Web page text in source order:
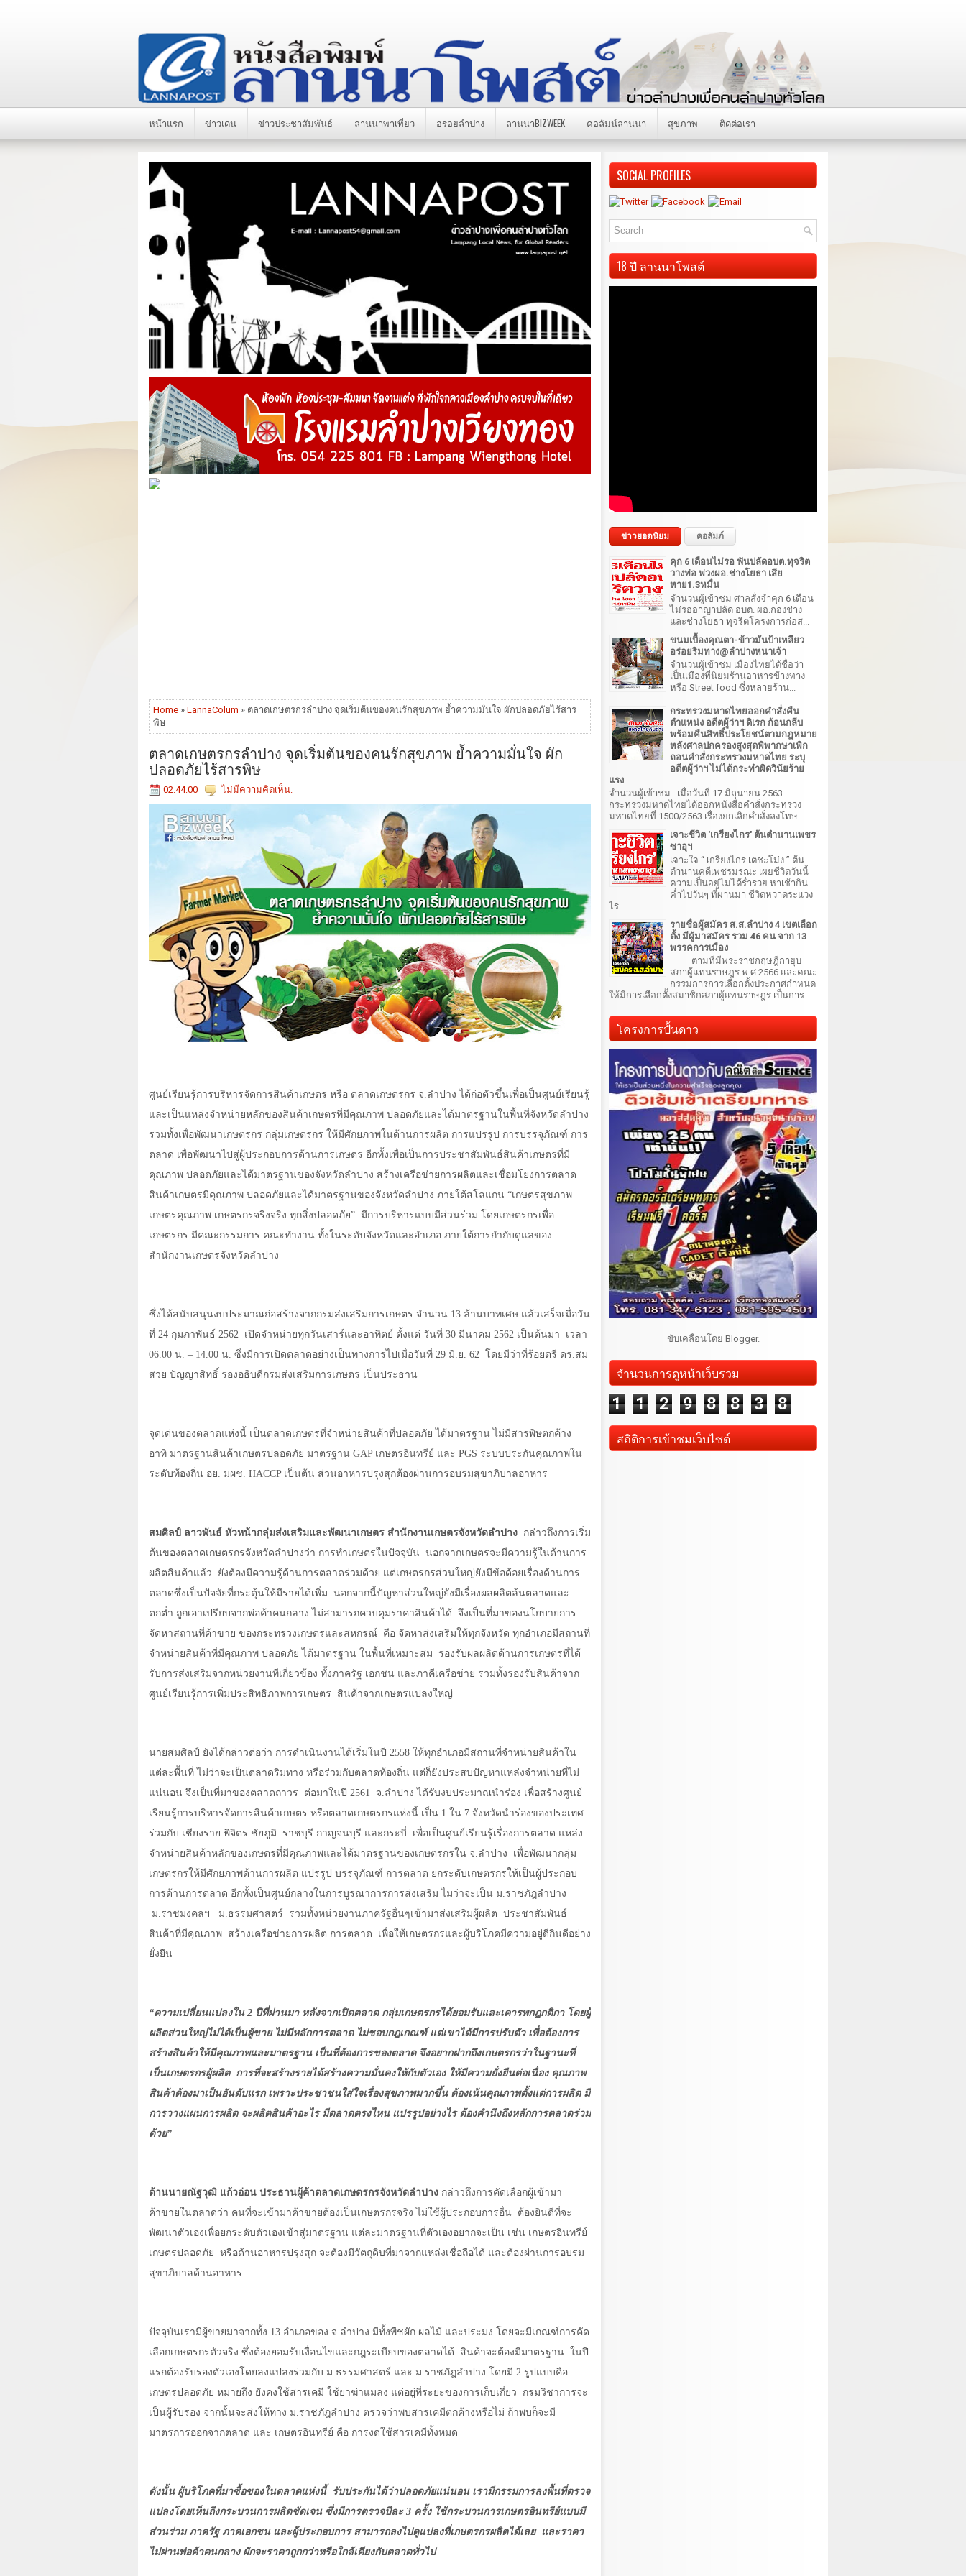
หน้าแรก ข่าวเด่น ข่าวประชาสัมพันธ์ ลานนาพาเที่ยว อร่อยลำปาง ลานนาBIZWEEK คอลัมน์ลานนา สุขภาพ ติดต่อเรา
Home » LannaColum » ตลาดเกษตรกรลำปาง จุดเริ่มต้นของคนรักสุขภาพ ย้ำความมั่นใจ ผักปลอดภัยไร้สาร
พิษ
ตลาดเกษตรกรลำปาง จุดเริ่มต้นของคนรักสุขภาพ ย้ำความมั่นใจ ผัก
ปลอดภัยไร้สารพิษ
02:44:00 ไม่มีความคิดเห็น:
ศูนย์เรียนรู้การบริหารจัดการสินค้าเกษตร หรือ ตลาดเกษตรกร จ.ลำปาง ได้ก่อตัวขึ้นเพื่อเป็นศูนย์เรียนรู้
และเป็นแหล่งจำหน่ายหลักของสินค้าเกษตรที่มีคุณภาพ ปลอดภัยและได้มาตรฐานในพื้นที่จังหวัดลำปาง
รวมทั้งเพื่อพัฒนาเกษตรกร กลุ่มเกษตรกร ให้มีศักยภาพในด้านการผลิต การแปรรูป การบรรจุภัณฑ์ การ
ตลาด เพื่อพัฒนาไปสู่ผู้ประกอบการด้านการเกษตร อีกทั้งเพื่อเป็นการประชาสัมพันธ์สินค้าเกษตรที่มี
คุณภาพ ปลอดภัยและได้มาตรฐานของจังหวัดลำปาง สร้างเครือข่ายการผลิตและเชื่อมโยงการตลาด
สินค้าเกษตรมีคุณภาพ ปลอดภัยและได้มาตรฐานของจังหวัดลำปาง ภายใต้สโลแกน “เกษตรสุขภาพ
เกษตรคุณภาพ เกษตรกรจริงจริง ทุกสิ่งปลอดภัย” มีการบริหารแบบมีส่วนร่วม โดยเกษตรกรเพื่อ
เกษตรกร มีคณะกรรมการ คณะทำงาน ทั้งในระดับจังหวัดและอำเภอ ภายใต้การกำกับดูแลของ
สำนักงานเกษตรจังหวัดลำปาง
ซึ่งได้สนับสนุนงบประมาณก่อสร้างจากกรมส่งเสริมการเกษตร จำนวน 13 ล้านบาทเศษ แล้วเสร็จเมื่อวัน
ที่ 24 กุมภาพันธ์ 2562 เปิดจำหน่ายทุกวันเสาร์และอาทิตย์ ตั้งแต่ วันที่ 30 มีนาคม 2562 เป็นต้นมา
เวลา
06.00 น. – 14.00 น. ซึ่งมีการเปิดตลาดอย่างเป็นทางการไปเมื่อวันที่ 29 มิ.ย. 62
โดยมีว่าที่ร้อยตรี ดร.สม
สวย ปัญญาสิทธิ์ รองอธิบดีกรมส่งเสริมการเกษตร เป็นประธาน
จุดเด่นของตลาดแห่งนี้ เป็นตลาดเกษตรที่จำหน่ายสินค้าที่ปลอดภัย ได้มาตรฐาน ไม่มีสารพิษตกค้าง
อาทิ มาตรฐานสินค้าเกษตรปลอดภัย มาตรฐาน GAP เกษตรอินทรีย์ และ PGS ระบบประกันคุณภาพใน
ระดับท้องถิ่น อย. มผช. HACCP เป็นต้น ส่วนอาหารปรุงสุกต้องผ่านการอบรมสุขาภิบาลอาหาร
สมศิลป์ ลาวพันธ์ หัวหน้ากลุ่มส่งเสริมและพัฒนาเกษตร สำนักงานเกษตรจังหวัดลำปาง กล่าวถึงการเริ่ม
ต้นของตลาดเกษตรกรจังหวัดลำปางว่า การทำเกษตรในปัจจุบัน นอกจากเกษตรจะมีความรู้ในด้านการ
ผลิตสินค้าแล้ว
ยังต้องมีความรู้ด้านการตลาดร่วมด้วย แต่เกษตรกรส่วนใหญ่ยังมีข้อด้อยเรื่องด้านการ
ตลาดซึ่งเป็นปัจจัยที่กระตุ้นให้มีรายได้เพิ่ม นอกจากนี้ปัญหาส่วนใหญ่ยังมีเรื่องผลผลิตล้นตลาดและ
ตกต่ำ ถูกเอาเปรียบจากพ่อค้าคนกลาง ไม่สามารถควบคุมราคาสินค้าได้ จึงเป็นที่มาของนโยบายการ
จัดหาสถานที่ค้าขาย ของกระทรวงเกษตรและสหกรณ์ คือ จัดหาส่งเสริมให้ทุกจังหวัด ทุกอำเภอมีสถานที่
จำหน่ายสินค้าที่มีคุณภาพ ปลอดภัย ได้มาตรฐาน ในพื้นที่เหมาะสม
รองรับผลผลิตด้านการเกษตรที่ได้
รับการส่งเสริมจากหน่วยงานทีเกี่ยวข้อง ทั้งภาครัฐ เอกชน และภาคีเครือข่าย รวมทั้งรองรับสินค้าจาก
ศูนย์เรียนรู้การเพิ่มประสิทธิภาพการเกษตร
สินค้าจากเกษตรแปลงใหญ่
นายสมศิลป์ ยังได้กล่าวต่อว่า การดำเนินงานได้เริ่มในปี 2558 ให้ทุกอำเภอมีสถานที่จำหน่ายสินค้าใน
แต่ละพื้นที่ ไม่ว่าจะเป็นตลาดริมทาง หรือร่วมกับตลาดท้องถิ่น แต่ก็ยังประสบปัญหาแหล่งจำหน่ายที่ไม่
แน่นอน จึงเป็นที่มาของตลาดถาวร
ต่อมาในปี 2561
จ.ลำปาง ได้รับงบประมาณนำร่อง เพื่อสร้างศูนย์
เรียนรู้การบริหารจัดการสินค้าเกษตร หรือตลาดเกษตรกรแห่งนี้ เป็น 1 ใน 7 จังหวัดนำร่องของประเทศ
ร่วมกับ เชียงราย พิจิตร ชัยภูมิ
ราชบุรี กาญจนบุรี และกระบี่
เพื่อเป็นศูนย์เรียนรู้เรื่องการตลาด แหล่ง
จำหน่ายสินค้าหลักของเกษตรที่มีคุณภาพและได้มาตรฐานของเกษตรกรใน จ.ลำปาง
เพื่อพัฒนากลุ่ม
เกษตรกรให้มีศักยภาพด้านการผลิต แปรรูป บรรจุภัณฑ์ การตลาด ยกระดับเกษตรกรให้เป็นผู้ประกอบ
การด้านการตลาด อีกทั้งเป็นศูนย์กลางในการบูรณาการการส่งเสริม ไมว่าจะเป็น ม.ราชภัฎลำปาง
ม.ราชมงคลฯ
ม.ธรรมศาสตร์ รวมทั้งหน่วยงานภาครัฐอื่นๆเข้ามาส่งเสริมผู้ผลิต ประชาสัมพันธ์
สินค้าที่มีคุณภาพ สร้างเครือข่ายการผลิต การตลาด
เพื่อให้เกษตรกรและผู้บริโภคมีความอยู่ดีกินดีอย่าง
ยั่งยืน
“ความเปลี่ยนแปลงใน 2 ปีที่ผ่านมา หลังจากเปิดตลาด กลุ่มเกษตรกรได้ยอมรับและเคารพกฎกติกา โดยผู้
ผลิตส่วนใหญ่ไม่ได้เป็นผู้ขาย ไม่มีหลักการตลาด ไม่ชอบกฎเกณฑ์ แต่เขาได้มีการปรับตัว เพื่อต้องการ
สร้างสินค้าให้มีคุณภาพและมาตรฐาน เป็นที่ต้องการของตลาด จึงอยากฝากถึงเกษตรกรว่าในฐานะที่
เป็นเกษตรกรผู้ผลิต การที่จะสร้างรายได้สร้างความมั่นคงให้กับตัวเอง ให้มีความยั่งยืนต่อเนื่อง คุณภาพ
สินค้าต้องมาเป็นอันดับแรก เพราะประชาชนใส่ใจเรื่องสุขภาพมากขึ้น ต้องเน้นคุณภาพตั้งแต่การผลิต มี
การวางแผนการผลิต จะผลิตสินค้าอะไร มีตลาดตรงไหน แปรรูปอย่างไร ต้องคำนึงถึงหลักการตลาดร่วม
ด้วย”
ด้านนายณัฐวุฒิ แก้วอ่อน ประธานผู้ค้าตลาดเกษตรกรจังหวัดลำปาง กล่าวถึงการคัดเลือกผู้เข้ามา
ค้าขายในตลาดว่า คนที่จะเข้ามาค้าขายต้องเป็นเกษตรกรจริง ไม่ใช้ผู้ประกอบการอื่น
ต้องยินดีที่จะ
พัฒนาตัวเองเพื่อยกระดับตัวเองเข้าสู่มาตรฐาน แต่ละมาตรฐานที่ตัวเองอยากจะเป็น เช่น เกษตรอินทรีย์
เกษตรปลอดภัย หรือด้านอาหารปรุงสุก จะต้องมีวัตถุดิบที่มาจากแหล่งเชื่อถือได้ และต้องผ่านการอบรม
สุขาภิบาลด้านอาหาร
ปัจจุบันเรามีผู้ขายมาจากทั้ง 13 อำเภอของ จ.ลำปาง มีทั้งพืชผัก ผลไม้ และประมง โดยจะมีเกณฑ์การคัด
เลือกเกษตรกรตัวจริง ซึ่งต้องยอมรับเงื่อนไขและกฎระเบียบของตลาดได้
สินค้าจะต้องมีมาตรฐาน
ในปี
แรกต้องรับรองตัวเองโดยลงแปลงร่วมกับ ม.ธรรมศาสตร์ และ ม.ราชภัฎลำปาง โดยมี 2 รูปแบบคือ
เกษตรปลอดภัย หมายถึง ยังคงใช้สารเคมี ใช้ยาฆ่าแมลง แต่อยู่ที่ระยะของการเก็บเกี่ยว
กรมวิชาการจะ
เป็นผู้รับรอง จากนั้นจะส่งให้ทาง ม.ราชภัฎลำปาง ตรวจว่าพบสารเคมีตกค้างหรือไม่ ถ้าพบก็จะมี
มาตรการออกจากตลาด และ เกษตรอินทรีย์ คือ การงดใช้สารเคมีทั้งหมด
ดังนั้น ผู้บริโภคที่มาซื้อของในตลาดแห่งนี้
รับประกันได้ว่าปลอดภัยแน่นอน เรามีกรรมการลงพื้นที่ตรวจ
แปลงโดยเห็นถึงกระบวนการผลิตชัดเจน ซึ่งมีการตรวจปีละ 3 ครั้ง ใช้กระบวนการเกษตรอินทรีย์แบบมี
ส่วนร่วม ภาครัฐ ภาคเอกชน และผู้ประกอบการ สามารถลงไปดูแปลงที่เกษตรกรผลิตได้เลย และราคา
ไม่ผ่านพ่อค้าคนกลาง ผักจะราคาถูกกว่าหรือใกล้เคียงกับตลาดทั่วไป
SOCIAL PROFILES
18 ปี ลานนาโพสต์
ข่าวยอดนิยม คอลัมภ์
คุก 6 เดือนไม่รอ ฟันปลัดอบต.ทุจริต
วางท่อ พ่วงผอ.ช่างโยธา เสีย
หาย1.3หมื่น
จำนวนผู้เข้าชม ศาลสั่งจำคุก 6 เดือน
ไม่รออาญาปลัด อบต. ผอ.กองช่าง
และช่างโยธา ทุจริตโครงการก่อส...
ขนมเบื้องคุณตา-ข้าวมันป้าเหลียว
อร่อยริมทาง@ลำปางหนาเจ้า
จำนวนผู้เข้าชม เมืองไทยได้ชื่อว่า
เป็นเมืองที่นิยมร้านอาหารข้างทาง
หรือ Street food ซึ่งหลายร้าน...
กระทรวงมหาดไทยออกคำสั่งคืน
ตำแหน่ง อดีตผู้ว่าฯ ดิเรก ก้อนกลีบ
พร้อมคืนสิทธิ์ประโยชน์ตามกฎหมาย
หลังศาลปกครองสูงสุดพิพากษาเพิก
ถอนคำสั่งกระทรวงมหาดไทย ระบุ
อดีตผู้ว่าฯ ไม่ได้กระทำผิดวินัยร้าย
แรง
จำนวนผู้เข้าชม เมื่อวันที่ 17 มิถุนายน 2563
กระทรวงมหาดไทยได้ออกหนังสือคำสั่งกระทรวง
มหาดไทยที่ 1500/2563 เรื่องยกเลิกคำสั่งลงโทษ ...
เจาะชีวิต 'เกรียงไกร' ต้นตำนานเพชร
ซาอุฯ
เจาะใจ “ เกรียงไกร เตชะโม่ง ” ต้น
ตำนานคดีเพชรมรณะ เผยชีวิตวันนี้
ความเป็นอยู่ไม่ได้ร่ำรวย หาเช้ากิน
ค่ำไปวันๆ ที่ผ่านมา ชีวิตหวาดระแวง
ไร...
รายชื่อผู้สมัคร ส.ส.ลำปาง 4 เขตเลือก
ตั้ง มีผู้มาสมัคร รวม 46 คน จาก 13
พรรคการเมือง
ตามที่มีพระราชกฤษฎีกายุบ
สภาผู้แทนราษฎร พ.ศ.2566 และคณะ
กรรมการการเลือกตั้งประกาศกำหนด
ให้มีการเลือกตั้งสมาชิกสภาผู้แทนราษฎร เป็นการ...
โครงการปั้นดาว
ขับเคลื่อนโดย Blogger.
จำนวนการดูหน้าเว็บรวม
1 1 2 9 8 8 3 8
สถิติการเข้าชมเว็บไซต์